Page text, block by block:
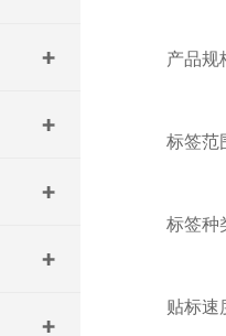
产品规格
标签范围
标签种类
贴标速度